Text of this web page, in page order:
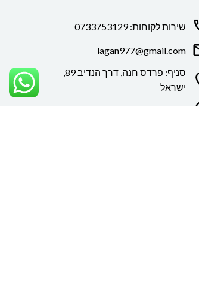
שירות לקוחות: 0733753129
lagan977@gmail.com
סניף: פרדס חנה, דרך הנדיב 89,
ישראל